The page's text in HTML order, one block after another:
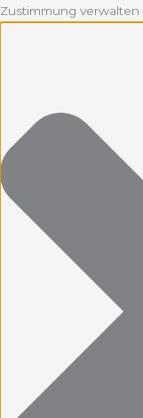
Zustimmung verwalten